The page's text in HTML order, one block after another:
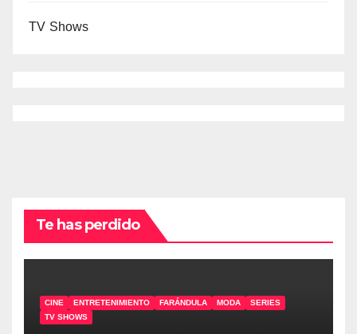
TV Shows
Te has perdido
CINE ENTRETENIMIENTO FARÁNDULA MODA
SERIES
TV SHOWS